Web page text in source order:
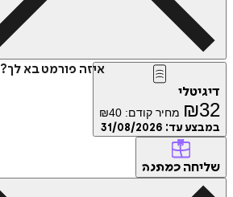
איזה פורמט בא לך?
דיגיטלי
₪32 מחיר קודם: ₪40
במבצע עד: 31/08/2026
שליחה כמתנה